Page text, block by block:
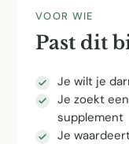
VOOR WIE
Past dit
Je wilt je
Je zoekt
supplement
Je